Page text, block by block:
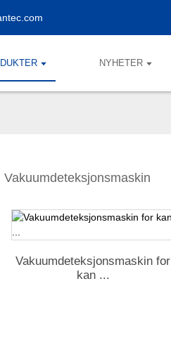
NYHETER
Vakuumdeteksjonsmaskin
Vakuumdeteksjonsmaskin for
kan ...